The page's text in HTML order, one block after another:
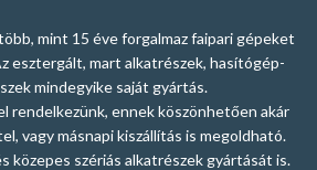
mint 15 éve forgalmaz faipari gépeket
esztergált, mart alkatrészek, hasítógép-
mindegyike saját gyártás.
rendelkezünk, ennek köszönhetően akár
vagy másnapi kiszállítás is megoldható.
közepes szériás alkatrészek gyártását is.